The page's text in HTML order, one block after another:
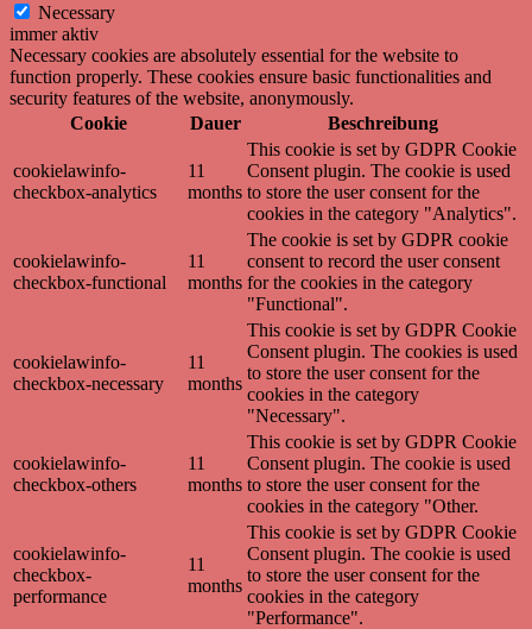
Necessary
immer aktiv
Necessary cookies are absolutely essential for the website to
function properly. These cookies ensure basic functionalities and
security features of the website, anonymously.
Cookie
Dauer Beschreibung
cookielawinfo-
checkbox-analytics
11
months
This cookie is set by GDPR Cookie
Consent plugin. The cookie is used
to store the user consent for the
cookies in the category "Analytics".
cookielawinfo-
checkbox-functional
11
months
The cookie is set by GDPR cookie
consent to record the user consent
for the cookies in the category
"Functional".
cookielawinfo-
checkbox-necessary
11
months
This cookie is set by GDPR Cookie
Consent plugin. The cookies is used
to store the user consent for the
cookies in the category
"Necessary".
cookielawinfo-
checkbox-others
11
months
This cookie is set by GDPR Cookie
Consent plugin. The cookie is used
to store the user consent for the
cookies in the category "Other.
cookielawinfo-
checkbox-
performance
11
months
This cookie is set by GDPR Cookie
Consent plugin. The cookie is used
to store the user consent for the
cookies in the category
"Performance".